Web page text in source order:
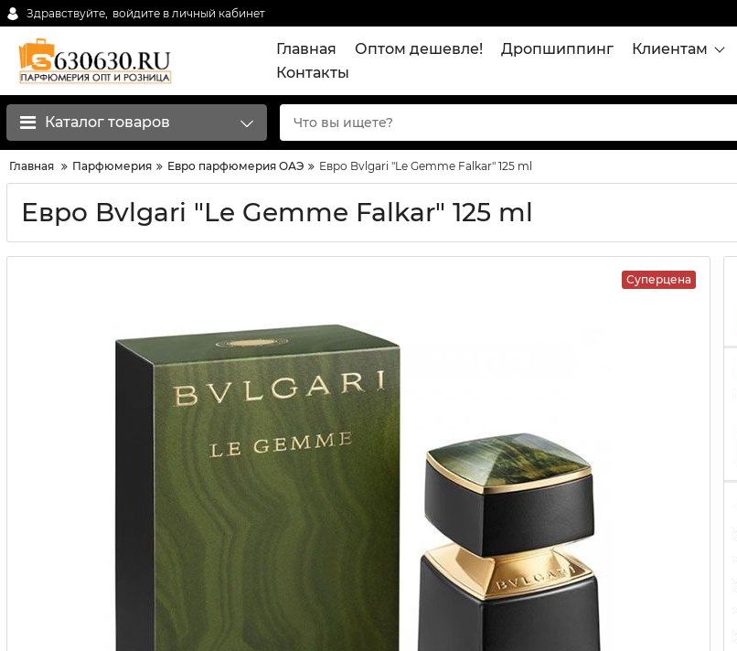
Здравствуйте, войдите в личный кабинет
Главная Оптом дешевле! Дропшиппинг Клиентам
Контакты
Каталог товаров
Главная Парфюмерия Евро парфюмерия ОАЭ Евро Bvlgari "Le Gemme Falkar" 125 ml
Евро Bvlgari "Le Gemme Falkar" 125 ml
Суперцена